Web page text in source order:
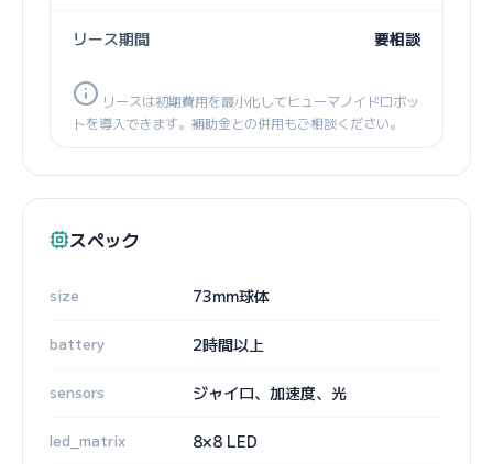
リース期間 要相談
リースは初期費用を最小化してヒューマノイドロボッ
トを導入できます。補助金との併用もご相談ください。
スペック
size 73mm球体
battery 2時間以上
sensors ジャイロ、加速度、光
led_matrix 8×8 LED